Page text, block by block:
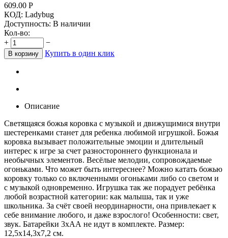
609.00 Р
КОД: Ladybug
Доступность: В наличии
Кол-во:
+
−
В корзину Купить в один клик
Описание
Светящаяся божья коровка с музыкой и движущимися внутри
шестеренками станет для ребенка любимой игрушкой. Божья
коровка вызывает положительные эмоции и длительный
интерес к игре за счет разностороннего функционала и
необычных элементов. Весёлые мелодии, сопровождаемые
огоньками. Что может быть интереснее? Можно катать божью
коровку только со включенными огоньками либо со светом и
с музыкой одновременно. Игрушка так же порадует ребёнка
любой возрастной категории: как малыша, так и уже
школьника. За счёт своей неординарности, она привлекает к
себе внимание любого, и даже взрослого! Особенности: свет,
звук. Батарейки 3хАА не идут в комплекте. Размер:
12,5x14,3x7,2 см.